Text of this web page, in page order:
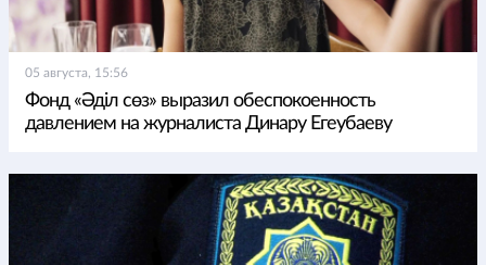
05 августа, 15:56
Фонд «Әділ сөз» выразил обеспокоенность
давлением на журналиста Динару Егеубаеву